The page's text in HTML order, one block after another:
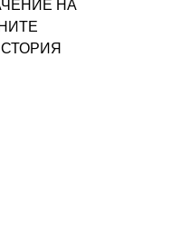
НА